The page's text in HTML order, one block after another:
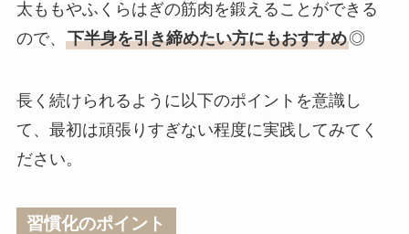
太ももやふくらはぎの筋肉を鍛えることができる
ので、 下半身を引き締めたい方にもおすすめ◎
長く続けられるように以下のポイントを意識し
て、最初は頑張りすぎない程度に実践してみてく
ださい。
習慣化のポイント